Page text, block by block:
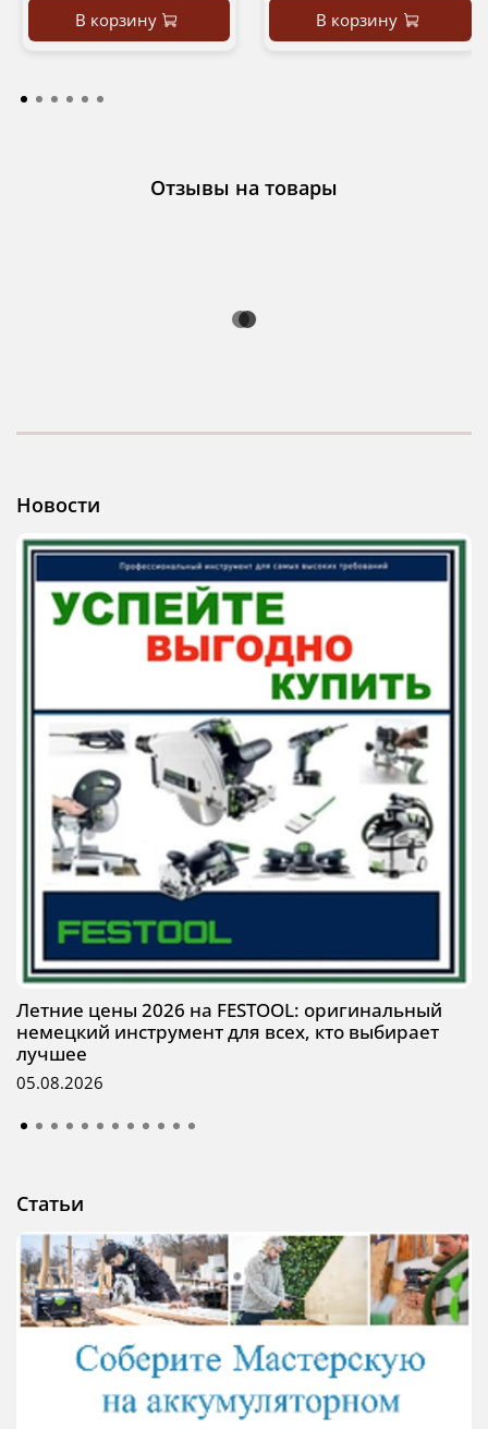
В корзину В корзину
Отзывы на товары
Новости
Летние цены 2026 на FESTOOL: оригинальный
немецкий инструмент для всех, кто выбирает
лучшее
05.08.2026
Статьи